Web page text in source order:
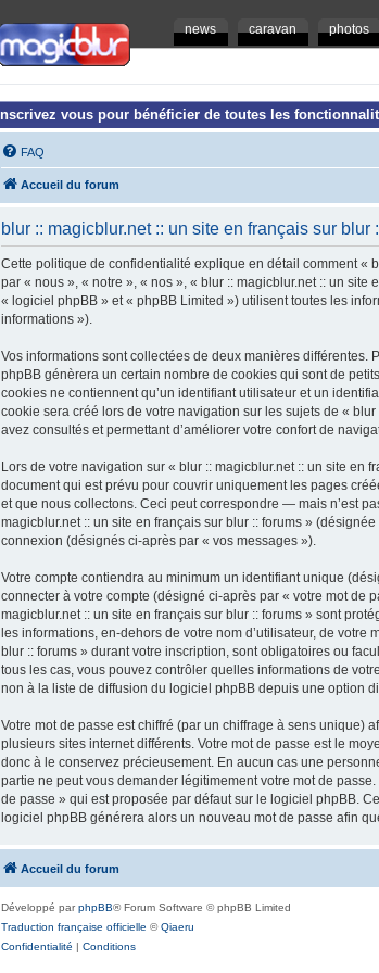
news caravan photos
Inscrivez vous pour bénéficier de toutes les
FAQ
Accueil du forum
blur :: magicblur.net :: un site en français sur
Cette politique de confidentialité explique en détail comment «
par « nous », « notre », « nos », « blur :: magicblur.net :: un
« logiciel phpBB » et « phpBB Limited ») utilisent toutes les
informations »).
Vos informations sont collectées de deux manières différentes.
phpBB génèrera un certain nombre de cookies qui sont de
cookies ne contiennent qu’un identifiant utilisateur et un
cookie sera créé lors de votre navigation sur les sujets de «
avez consultés et permettant d’améliorer votre confort de
Lors de votre navigation sur « blur :: magicblur.net :: un site en
document qui est prévu pour couvrir uniquement les pages
et que nous collectons. Ceci peut correspondre — mais n’est
magicblur.net :: un site en français sur blur :: forums »
connexion (désignés ci-après par « vos messages »).
Votre compte contiendra au minimum un identifiant unique
connecter à votre compte (désigné ci-après par « votre mot de
magicblur.net :: un site en français sur blur :: forums » sont
les informations, en-dehors de votre nom d’utilisateur, de
blur :: forums » durant votre inscription, sont obligatoires ou
tous les cas, vous pouvez contrôler quelles informations de
non à la liste de diffusion du logiciel phpBB depuis une option
Votre mot de passe est chiffré (par un chiffrage à sens unique)
plusieurs sites internet différents. Votre mot de passe est le
donc à le conservez précieusement. En aucun cas une
partie ne peut vous demander légitimement votre mot de
de passe » qui est proposée par défaut sur le logiciel phpBB.
logiciel phpBB générera alors un nouveau mot de passe afin
Accueil du forum
Développé parphpBB® Forum Software © phpBB Limited
Traduction française officielle ©Qiaeru
Confidentialité | Conditions